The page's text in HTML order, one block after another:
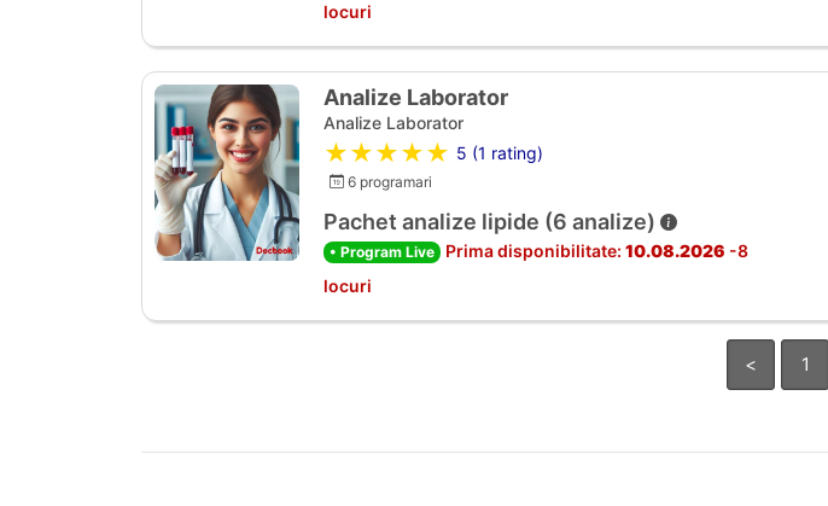
locuri
Analize Laborator
Analize Laborator
★★★★★ 5 (1 rating)
6 programari
Pachet analize lipide (6 analize)
• Program Live Prima disponibilitate: 10.08.2026 -8
locuri
< 1